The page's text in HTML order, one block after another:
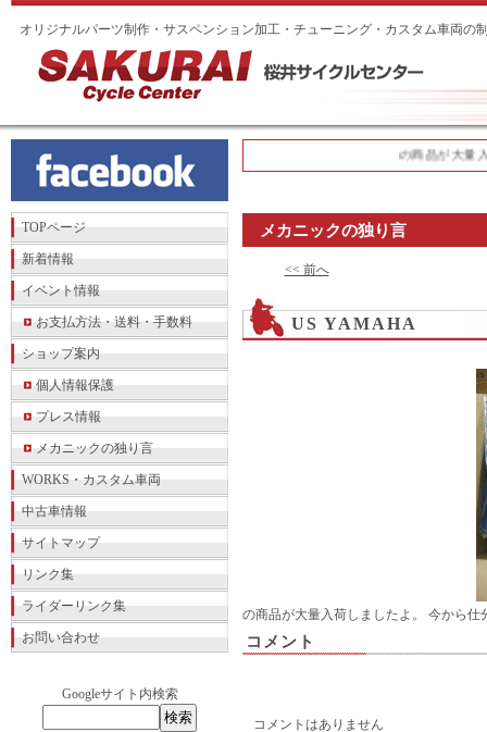
オリジナルパーツ制作・サスペンション加工・チューニング・カスタム車両の
TOPページ
新着情報
イベント情報
お支払方法・送料・手数料
ショップ案内
個人情報保護
プレス情報
メカニックの独り言
WORKS・カスタム車両
中古車情報
サイトマップ
リンク集
ライダーリンク集
お問い合わせ
Googleサイト内検索
の商品が大量
メカニックの独り言
<< 前へ
US YAMAHA
の商品が大量入荷しましたよ。 今から仕
コメント
コメントはありません